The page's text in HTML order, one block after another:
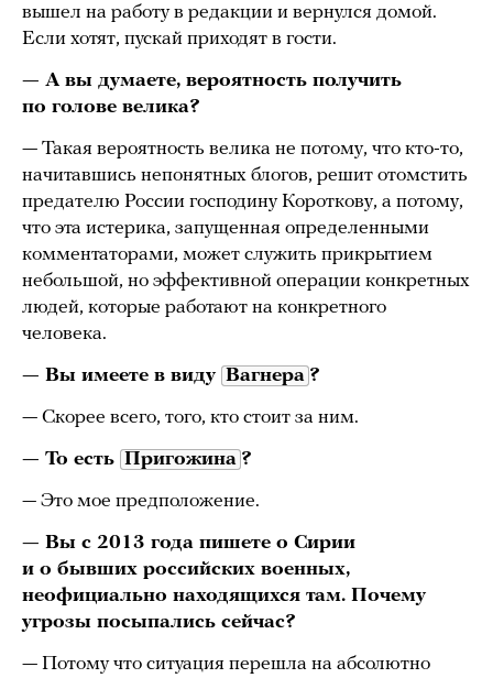
вышел на работу в редакции и вернулся домой.
Если хотят, пускай приходят в гости.
— А вы думаете, вероятность получить
по голове велика?
— Такая вероятность велика не потому, что кто-то,
начитавшись непонятных блогов, решит отомстить
предателю России господину Короткову, а потому,
что эта истерика, запущенная определенными
комментаторами, может служить прикрытием
небольшой, но эффективной операции конкретных
людей, которые работают на конкретного
человека.
— Вы имеете в виду Вагнера ?
— Скорее всего, того, кто стоит за ним.
— То есть Пригожина ?
— Это мое предположение.
— Вы с 2013 года пишете о Сирии
и о бывших российских военных,
неофициально находящихся там. Почему
угрозы посыпались сейчас?
— Потому что ситуация перешла на абсолютно